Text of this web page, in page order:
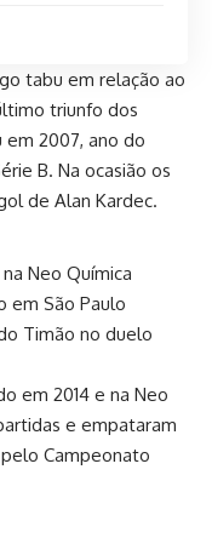
tabu em relação ao
triunfo dos
em 2007, ano do
B. Na ocasião os
de Alan Kardec.
Neo Química
em São Paulo
Timão no duelo
em 2014 e na Neo
e empataram
Campeonato